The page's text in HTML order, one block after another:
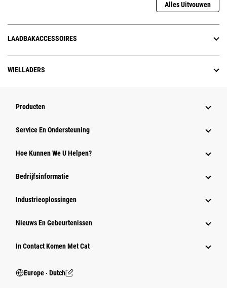
Alles Uitvouwen
LAADBAKACCESSOIRES
WIELLADERS
Producten
Service En Ondersteuning
Hoe Kunnen We U Helpen?
Bedrijfsinformatie
Industrieoplossingen
Nieuws En Gebeurtenissen
In Contact Komen Met Cat
Europe ‧ Dutch